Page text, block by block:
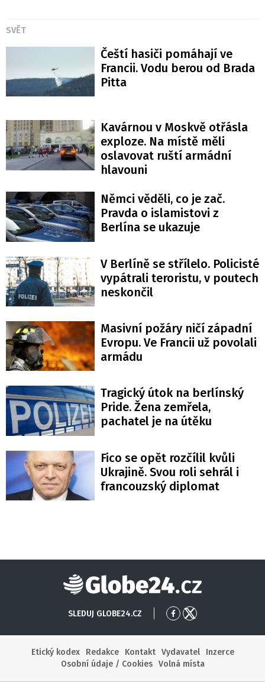
SVĚT
Čeští hasiči pomáhají ve
Francii. Vodu berou od Brada
Pitta
Kavárnou v Moskvě otřásla
exploze. Na místě měli
oslavovat ruští armádní
hlavouni
Němci věděli, co je zač.
Pravda o islamistovi z
Berlína se ukazuje
V Berlíně se střílelo. Policisté
vypátrali teroristu, v poutech
neskončil
Masivní požáry ničí západní
Evropu. Ve Francii už povolali
armádu
Tragický útok na berlínský
Pride. Žena zemřela,
pachatel je na útěku
Fico se opět rozčílil kvůli
Ukrajině. Svou roli sehrál i
francouzský diplomat
Globe24
SLEDUJ GLOBE24.CZ
PřejítPřejít
Etický kodex
Redakce Kontakt Vydavatel
Inzerce
Osobní údaje / Cookies
Volná místa